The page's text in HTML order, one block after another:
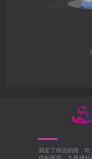
我走了很远的路，